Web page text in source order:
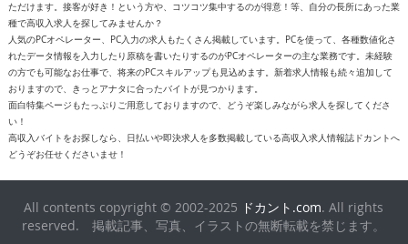
ただけます。接客が好き！という方や、コツコツ集中するのが得意！等、自分の長所にあった業
種で高収入求人を探してみませんか？
人気のPCオペレーター、PC入力の求人もたくさん掲載しています。PCを使って、各種数値化さ
れたデータ情報を入力したり原稿を書いたりするのがPCオペレーターの主な業務です。未経験
の方でも可能なお仕事で、将来のPCスキルアップも見込めます。新着求人情報も続々追加して
おりますので、きっとアナタに合ったバイトが見つかります。
面白特集ページもたっぷりご用意しておりますので、どうぞ楽しみながら求人を探してくださ
い！
高収入バイトをお探しなら、日払いや即決求人を多数掲載している高収入求人情報誌ドカントへ
どうぞお任せくださいませ！
All contents copyright © 2002-2025 ドカント.com. All rights
reserved. 掲載記事、写真、イラストの無断転載を禁じます。